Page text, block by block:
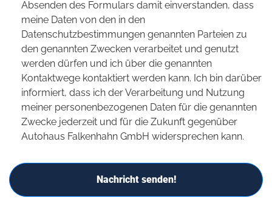
Absenden des Formulars damit einverstanden, dass
meine Daten von den in den
Datenschutzbestimmungen genannten Parteien zu
den genannten Zwecken verarbeitet und genutzt
werden dürfen und ich über die genannten
Kontaktwege kontaktiert werden kann. Ich bin darüber
informiert, dass ich der Verarbeitung und Nutzung
meiner personenbezogenen Daten für die genannten
Zwecke jederzeit und für die Zukunft gegenüber
Autohaus Falkenhahn GmbH widersprechen kann.
Nachricht senden!